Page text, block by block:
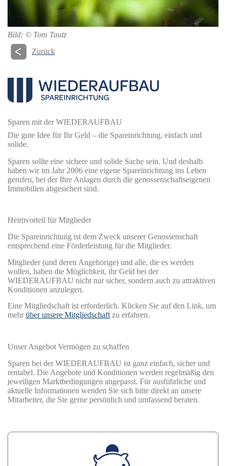
Bild: © Tom Tautz
Zurück
Sparen mit der WIEDERAUFBAU
Die gute Idee für Ihr Geld – die Spareinrichtung, einfach und
solide.
Sparen sollte eine sichere und solide Sache sein. Und deshalb
haben wir im Jahr 2006 eine eigene Spareinrichtung ins Leben
gerufen, bei der Ihre Anlagen durch die genossenschaftseigenen
Immobilien abgesichert sind.
Heimvorteil für Mitglieder
Die Spareinrichtung ist dem Zweck unserer Genossenschaft
entsprechend eine Förderleistung für die Mitglieder.
Mitglieder (und deren Angehörige) und alle, die es werden
wollen, haben die Möglichkeit, ihr Geld bei der
WIEDERAUFBAU nicht nur sicher, sondern auch zu attraktiven
Konditionen anzulegen.
Eine Mitgliedschaft ist erforderlich. Klicken Sie auf den Link, um
mehrüber unsere Mitgliedschaft zu erfahren.
Unser Angebot Vermögen zu schaffen
Sparen bei der WIEDERAUFBAU ist ganz einfach, sicher und
rentabel. Die Angebote und Konditionen werden regelmäßig den
jeweiligen Marktbedingungen angepasst. Für ausführliche und
aktuelle Informationen wenden Sie sich bitte direkt an unsere
Mitarbeiter, die Sie gerne persönlich und umfassend beraten.